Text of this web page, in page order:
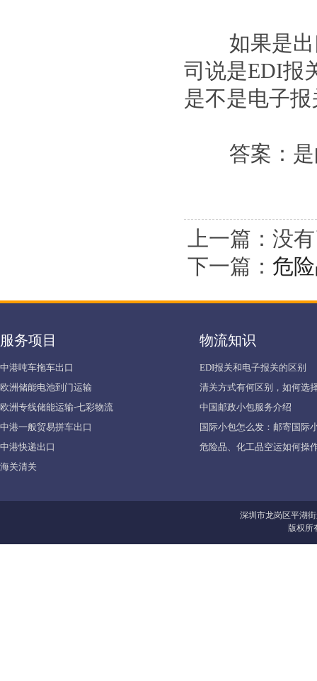
如果是出口
司说是EDI报
是不是电子报
答案：是
上一篇：没
下一篇： 危
服务项目
中港吨车拖车出口
欧洲储能电池到门运输
欧洲专线储能运输-七彩物流
中港一般贸易拼车出口
中港快递出口
海关清关
物流知识
EDI报关和电子报关的区别
清关方式有何区别，如何选
中国邮政小包服务介绍
国际小包怎么发：邮寄国际
危险品、化工品空运如何操
深圳市龙岗区平湖
版权所